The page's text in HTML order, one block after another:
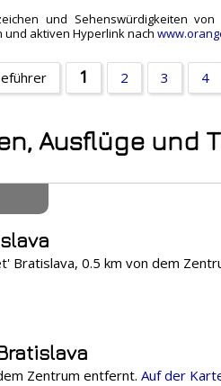
und Sehenswürdigkeiten
aktiven Hyperlink nach
1 2 3 4
Ausflüge und
Bratislava, 0.5 km von dem
Zentrum entfernt. Auf der